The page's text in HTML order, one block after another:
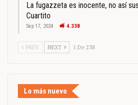
La fugazzeta es inocente, no así
Cuartito
Sep 17, 2024 4.338
PREV NEXT 1 De 238
Lo más nuevo